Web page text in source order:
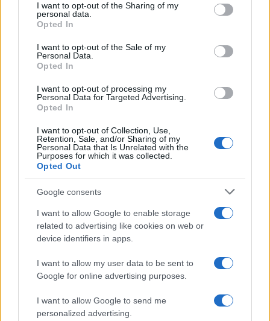
I want to opt-out of the Sharing of my
personal data.
Opted In
I want to opt-out of the Sale of my
Personal Data.
Opted In
I want to opt-out of processing my
Personal Data for Targeted Advertising.
Opted In
I want to opt-out of Collection, Use,
Retention, Sale, and/or Sharing of my
Personal Data that Is Unrelated with the
Purposes for which it was collected.
Opted Out
Google consents
I want to allow Google to enable storage
related to advertising like cookies on web or
device identifiers in apps.
I want to allow my user data to be sent to
Google for online advertising purposes.
I want to allow Google to send me
personalized advertising.
diRedazione
Danni da maltempo e terremoti,
case
diRedazione
8 Dicembre 2023, 12:01